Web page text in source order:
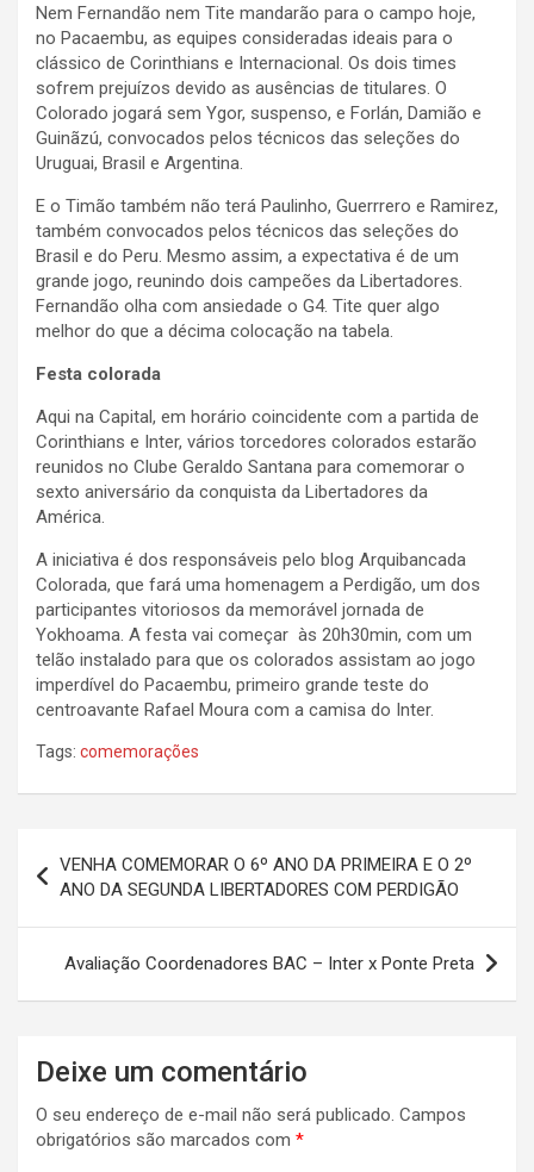
Nem Fernandão nem Tite mandarão para o campo hoje,
no Pacaembu, as equipes consideradas ideais para o
clássico de Corinthians e Internacional. Os dois times
sofrem prejuízos devido as ausências de titulares. O
Colorado jogará sem Ygor, suspenso, e Forlán, Damião e
Guinãzú, convocados pelos técnicos das seleções do
Uruguai, Brasil e Argentina.
E o Timão também não terá Paulinho, Guerrrero e Ramirez,
também convocados pelos técnicos das seleções do
Brasil e do Peru. Mesmo assim, a expectativa é de um
grande jogo, reunindo dois campeões da Libertadores.
Fernandão olha com ansiedade o G4. Tite quer algo
melhor do que a décima colocação na tabela.
Festa colorada
Aqui na Capital, em horário coincidente com a partida de
Corinthians e Inter, vários torcedores colorados estarão
reunidos no Clube Geraldo Santana para comemorar o
sexto aniversário da conquista da Libertadores da
América.
A iniciativa é dos responsáveis pelo blog Arquibancada
Colorada, que fará uma homenagem a Perdigão, um dos
participantes vitoriosos da memorável jornada de
Yokhoama. A festa vai começar às 20h30min, com um
telão instalado para que os colorados assistam ao jogo
imperdível do Pacaembu, primeiro grande teste do
centroavante Rafael Moura com a camisa do Inter.
Tags: comemorações
de
Post
VENHA COMEMORAR O 6º ANO DA PRIMEIRA E O 2º
ANO DA SEGUNDA LIBERTADORES COM PERDIGÃO
Avaliação Coordenadores BAC – Inter x Ponte Preta
Deixe um comentário
O seu endereço de e-mail não será publicado. Campos
obrigatórios são marcados com *